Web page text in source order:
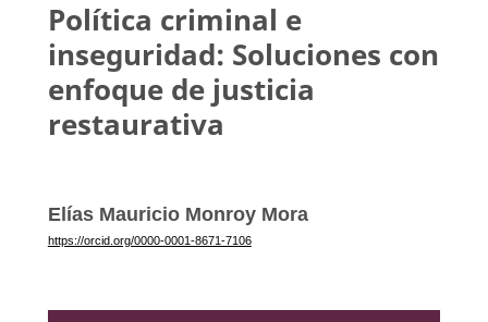
Política criminal e
inseguridad: Soluciones con
enfoque de justicia
restaurativa
Elías Mauricio Monroy Mora
https://orcid.org/0000-0001-8671-7106